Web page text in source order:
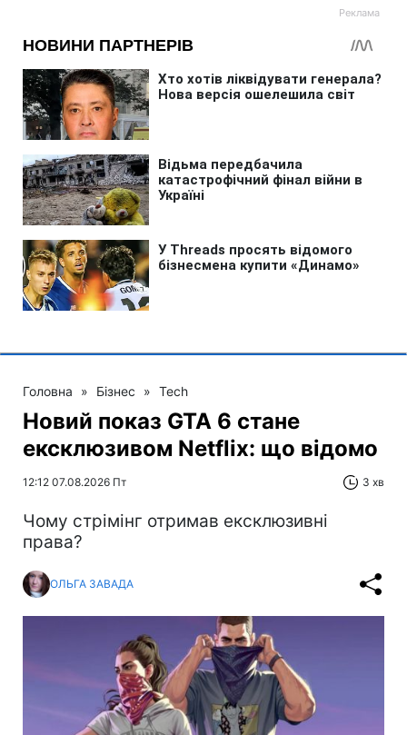
Головна » Бізнес » Tech
Новий показ GTA 6 стане
ексклюзивом Netflix: що відомо
12:12 07.08.2026 Пт 3 хв
Чому стрімінг отримав ексклюзивні
права?
ОЛЬГА ЗАВАДА